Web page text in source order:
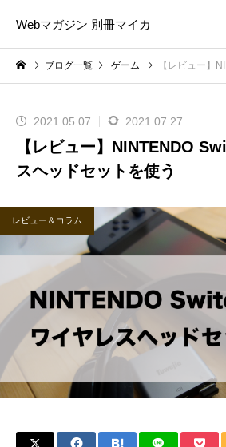
Webマガジン 別冊マイカ
ブログ一覧 ゲーム 【レビュー】
2021.05.07 2021.07.27
【レビュー】NINTENDO
スヘッドセットを使う
レビュー＆コラム